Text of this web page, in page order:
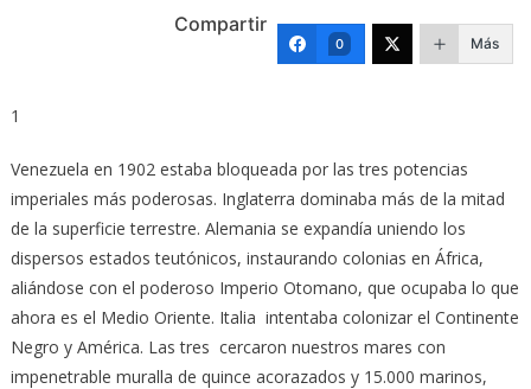
Compartir
0 Más
1
Venezuela en 1902 estaba bloqueada por las tres potencias
imperiales más poderosas. Inglaterra dominaba más de la mitad
de la superficie terrestre. Alemania se expandía uniendo los
dispersos estados teutónicos, instaurando colonias en África,
aliándose con el poderoso Imperio Otomano, que ocupaba lo que
ahora es el Medio Oriente. Italia intentaba colonizar el Continente
Negro y América. Las tres cercaron nuestros mares con
impenetrable muralla de quince acorazados y 15.000 marinos,